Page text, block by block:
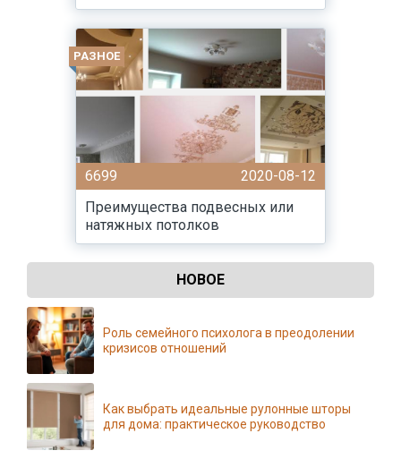
РАЗНОЕ
6699
2020-08-12
Преимущества подвесных или
натяжных потолков
НОВОЕ
Роль семейного психолога в преодолении
кризисов отношений
Как выбрать идеальные рулонные шторы
для дома: практическое руководство